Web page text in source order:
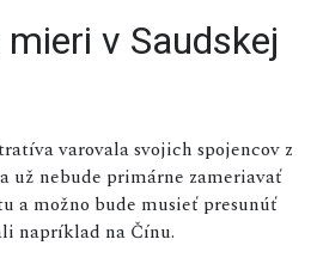
v Saudskej
varovala svojich spojencov z
už nebude primárne zameriavať
a možno bude musieť presunúť
napríklad na Čínu.